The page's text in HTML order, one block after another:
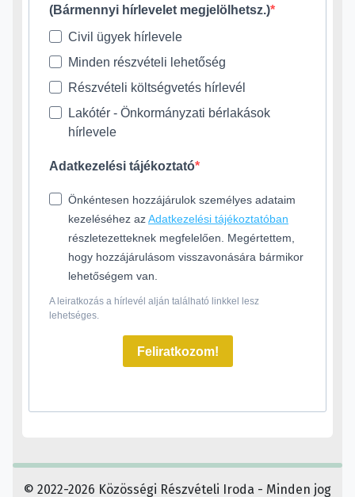
(Bármennyi hírlevelet megjelölhetsz.)
Civil ügyek hírlevele
Minden részvételi lehetőség
Részvételi költségvetés hírlevél
Lakótér - Önkormányzati bérlakások
hírlevele
Adatkezelési tájékoztató
Önkéntesen hozzájárulok személyes adataim
kezeléséhez azAdatkezelési tájékoztatóban
részletezetteknek megfelelően. Megértettem,
hogy hozzájárulásom visszavonására bármikor
lehetőségem van.
A leiratkozás a hírlevél alján található linkkel lesz
lehetséges.
Feliratkozom!
© 2022-2026 Közösségi Részvételi Iroda - Minden jog